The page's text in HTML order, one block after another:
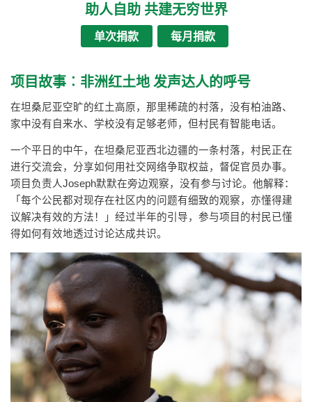
助人自助 共建无穷世界
单次捐款 每月捐款
项目故事︰非洲红土地 发声达人的呼号
在坦桑尼亚空旷的红土高原，那里稀疏的村落，没有柏油路、
家中没有自来水、学校没有足够老师，但村民有智能电话。
一个平日的中午，在坦桑尼亚西北边疆的一条村落，村民正在
进行交流会，分享如何用社交网络争取权益，督促官员办事。
项目负责人Joseph默默在旁边观察，没有参与讨论。他解释：
「每个公民都对现存在社区内的问题有细致的观察，亦懂得建
议解决有效的方法！」经过半年的引导，参与项目的村民已懂
得如何有效地透过讨论达成共识。